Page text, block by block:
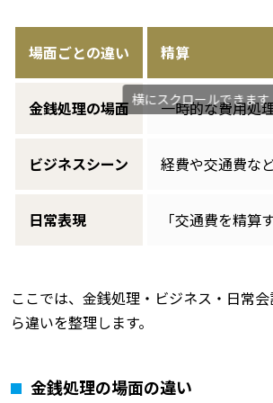
場面ごとの違い 精算
金銭処理の場面 一時的な費用処
ビジネスシーン 経費や交通費な
日常表現 「交通費を精算
ここでは、金銭処理・ビジネス・日常
ら違いを整理します。
金銭処理の場面の違い